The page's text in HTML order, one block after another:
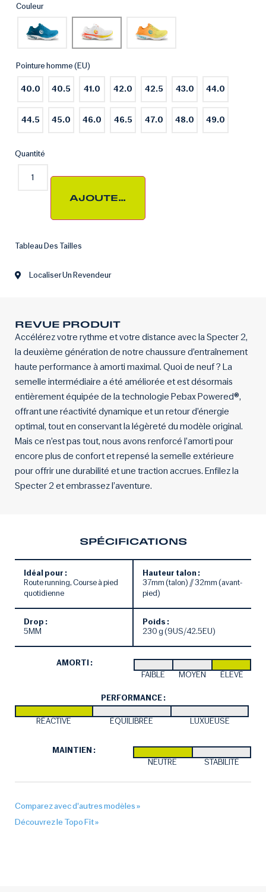
Couleur
Pointure homme (EU)
40.0 40.5 41.0 42.0 42.5 43.0 44.0
44.5 45.0 46.0 46.5 47.0 48.0 49.0
Quantité
AJOUTER AU PANIER
Tableau Des Tailles
Localiser Un Revendeur
REVUE PRODUIT
Accélérez votre rythme et votre distance avec la Specter 2,
la deuxième génération de notre chaussure d’entraînement
haute performance à amorti maximal. Quoi de neuf ? La
semelle intermédiaire a été améliorée et est désormais
entièrement équipée de la technologie Pebax Powered®,
offrant une réactivité dynamique et un retour d’énergie
optimal, tout en conservant la légèreté du modèle original.
Mais ce n’est pas tout, nous avons renforcé l’amorti pour
encore plus de confort et repensé la semelle extérieure
pour offrir une durabilité et une traction accrues. Enfilez la
Specter 2 et embrassez l’aventure.
SPÉCIFICATIONS
Idéal pour :
Route running, Course à pied
quotidienne
Hauteur talon :
37mm (talon) // 32mm (avant-
pied)
Drop :
5MM
Poids :
230 g (9US/42.5EU)
AMORTI :
FAIBLE
MOYEN ÉLEVÉ
PERFORMANCE :
RÉACTIVE ÉQUILIBRÉE LUXUEUSE
MAINTIEN :
NEUTRE
STABILITÉ
Comparez avec d'autres modèles »
Découvrez le Topo Fit »